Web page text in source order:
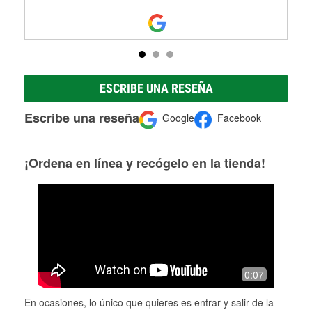
ESCRIBE UNA RESEÑA
Escribe una reseña Google Facebook
¡Ordena en línea y recógelo en la tienda!
0:07
En ocasiones, lo único que quieres es entrar y salir de la